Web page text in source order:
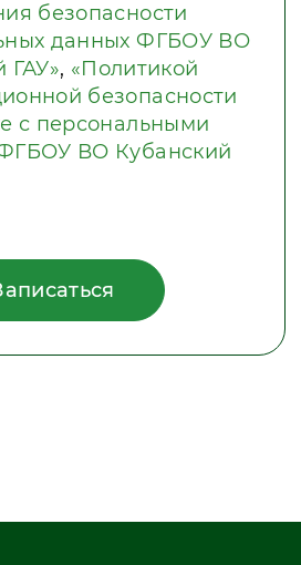
безопасности
данных ФГБОУ ВО
ГАУ», «Политикой
безопасности
с персональными
ВО Кубанский